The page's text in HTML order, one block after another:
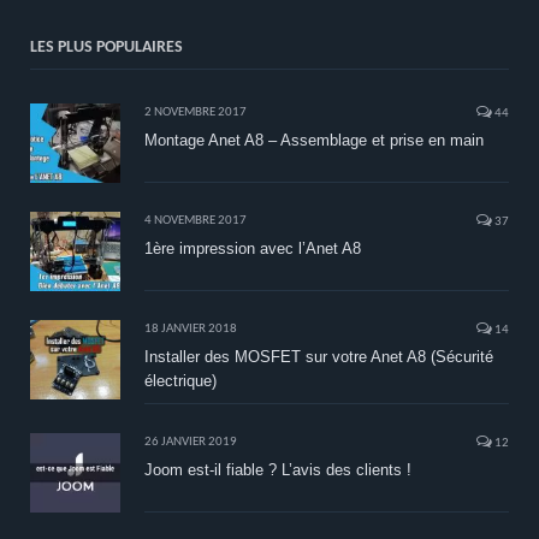
LES PLUS POPULAIRES
2 NOVEMBRE 2017 44
Montage Anet A8 – Assemblage et prise en main
4 NOVEMBRE 2017 37
1ère impression avec l’Anet A8
18 JANVIER 2018 14
Installer des MOSFET sur votre Anet A8 (Sécurité
électrique)
26 JANVIER 2019 12
Joom est-il fiable ? L’avis des clients !